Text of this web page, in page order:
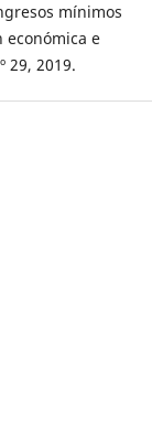
mínimos
económica e
29, 2019.